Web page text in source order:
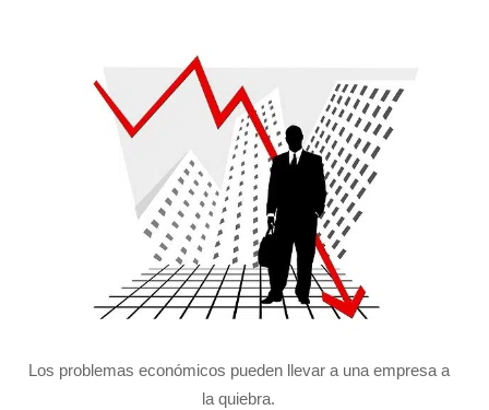
Los problemas económicos pueden llevar a una empresa a
la quiebra.